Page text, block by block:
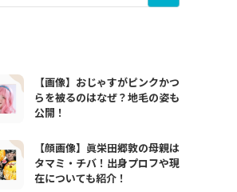
【画像】おじゃすがピンクかつ
らを被るのはなぜ？地毛の姿も
公開！
【顔画像】眞栄田郷敦の母親は
タマミ・チバ！出身プロフや現
在についても紹介！